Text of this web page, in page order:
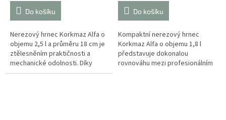
Do košíku
Nerezový hrnec Korkmaz Alfa o
objemu 2,5 l a průměru 18 cm je
ztělesněním praktičnosti a
mechanické odolnosti. Díky
prvotřídní nerezové oceli a
Do košíku
Kompaktní nerezový hrnec
Korkmaz Alfa o objemu 1,8 l
představuje dokonalou
rovnováhu mezi profesionálním